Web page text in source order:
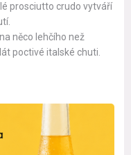
prosciutto crudo vytváří
něco lehčího než
poctivé italské chuti.